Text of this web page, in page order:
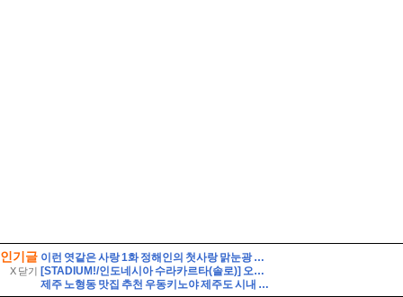
인기글
X 닫기
이런 엿같은 사랑 1화 정해인의 첫사랑 맑눈광 하영 누구였냐고 나는?
[STADIUM!/인도네시아 수라카르타(솔로)] 오직 인도네시아인들을 위해 만들어진 경기장. 페르시스 솔로의 전 경기장. 스타디온 스리웨다리 Stadion Sriwedari
제주 노형동 맛집 추천 우동키노야 제주도 시내 우동 맛집